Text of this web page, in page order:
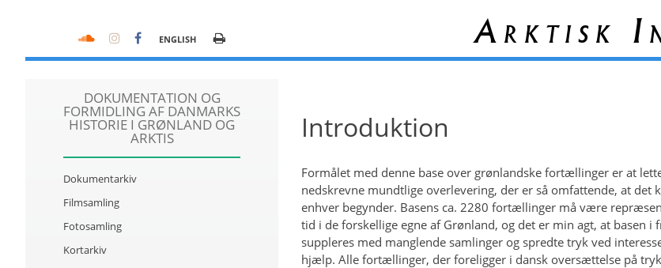
ENGLISH
DOKUMENTATION OG
FORMIDLING AF DANMARKS
HISTORIE I GRØNLAND OG
ARKTIS
Dokumentarkiv
Filmsamling
Fotosamling
Kortarkiv
Arktisk
Introduktion
Formålet med denne base over grønlandske fortællinger er at
nedskrevne mundtlige overlevering, der er så omfattende, at det
enhver begynder. Basens ca. 2280 fortællinger må være
tid i de forskellige egne af Grønland, og det er min agt, at basen i
suppleres med manglende samlinger og spredte tryk ved
hjælp. Alle fortællinger, der foreligger i dansk oversættelse på